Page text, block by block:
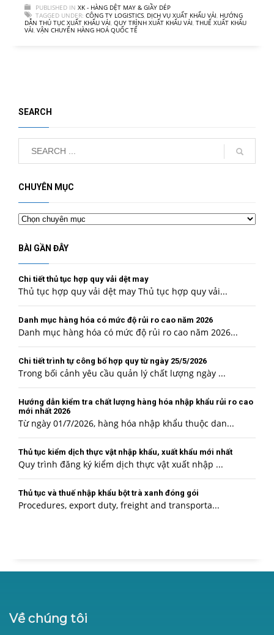
PUBLISHED IN XK - HÀNG DỆT MAY & GIẦY DÉP
TAGGED UNDER: CÔNG TY LOGISTICS, DỊCH VỤ XUẤT KHẨU VẢI, HƯỚNG
DẪN THỦ TỤC XUẤT KHẨU VẢI, QUY TRÌNH XUẤT KHẨU VẢI, THUẾ XUẤT KHẨU
VẢI, VẬN CHUYỂN HÀNG HOÁ QUỐC TẾ
SEARCH
CHUYÊN MỤC
Chuyên
mục
BÀI GẦN ĐÂY
Chi tiết thủ tục hợp quy vải dệt may
Thủ tục hợp quy vải dệt may Thủ tục hợp quy vải...
Danh mục hàng hóa có mức độ rủi ro cao năm 2026
Danh mục hàng hóa có mức độ rủi ro cao năm 2026...
Chi tiết trình tự công bố hợp quy từ ngày 25/5/2026
Trong bối cảnh yêu cầu quản lý chất lượng ngày ...
Hướng dẫn kiểm tra chất lượng hàng hóa nhập khẩu rủi ro cao
mới nhất 2026
Từ ngày 01/7/2026, hàng hóa nhập khẩu thuộc dan...
Thủ tục kiểm dịch thực vật nhập khẩu, xuất khẩu mới nhất
Quy trình đăng ký kiểm dịch thực vật xuất nhập ...
Thủ tục và thuế nhập khẩu bột trà xanh đóng gói
Procedures, export duty, freight and transporta...
Về chúng tôi